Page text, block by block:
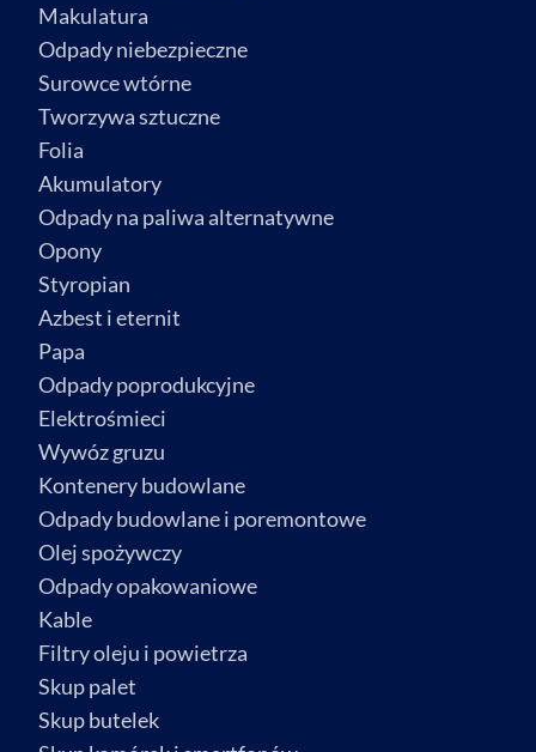
Makulatura
Odpady niebezpieczne
Surowce wtórne
Tworzywa sztuczne
Folia
Akumulatory
Odpady na paliwa alternatywne
Opony
Styropian
Azbest i eternit
Papa
Odpady poprodukcyjne
Elektrośmieci
Wywóz gruzu
Kontenery budowlane
Odpady budowlane i poremontowe
Olej spożywczy
Odpady opakowaniowe
Kable
Filtry oleju i powietrza
Skup palet
Skup butelek